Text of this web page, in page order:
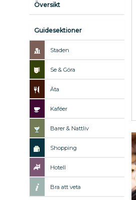
Översikt
Guidesektioner
Staden
Se & Göra
Äta
Kaféer
Barer & Nattliv
Shopping
Hotell
Bra att veta